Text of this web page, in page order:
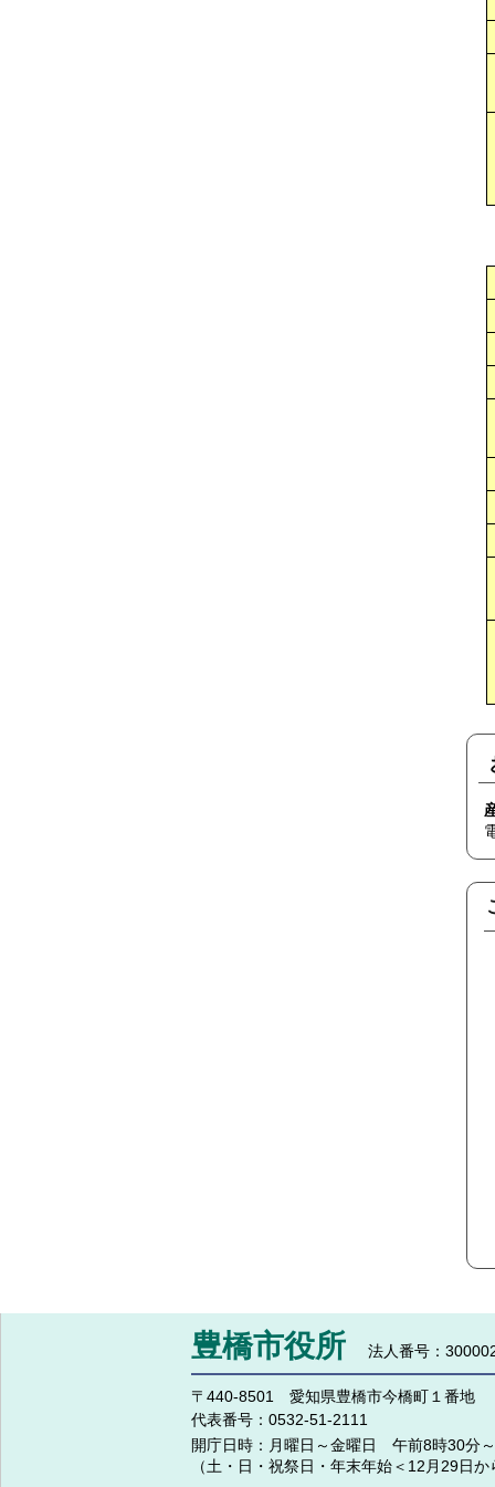
豊橋市役所 法人番号：
〒440-8501 愛知県豊橋市今橋町１番地
代表番号： 0532-51-2111
開庁日時： 月曜日～金曜日 午前8時30分
（土・日・祝祭日・年末年始＜12月29日